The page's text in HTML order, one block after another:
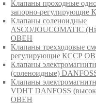
Клапаны проходные
запорно-
Клапаны соленоидные
ASCO/JOUCOMATIC
ОВЕН
Клапаны трехходовые
регулирующие КССР
Клапаны
(соленоидные)
Клапаны
VDHT DANFOSS
ОВЕН